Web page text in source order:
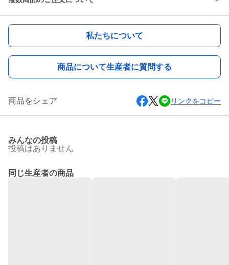
私たちについて
商品について生産者に質問する
商品をシェア リンクをコピー
みんなの投稿
投稿はありません
同じ生産者の商品